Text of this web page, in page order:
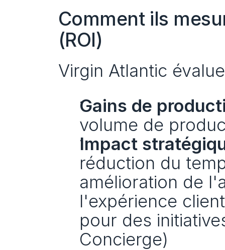
Comment ils
(ROI)
Virgin Atlantic
Gains de
volume de
Impact
réduction du
amélioration de
l'expérience
pour des
Concierge)